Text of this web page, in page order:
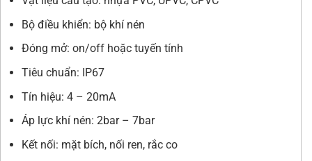
Bộ điều khiển: bộ khí nén
Đóng mở: on/off hoặc tuyến tính
Tiêu chuẩn: IP67
Tín hiệu: 4 – 20mA
Áp lực khí nén: 2bar – 7bar
Kết nối: mặt bích, nối ren, rắc co